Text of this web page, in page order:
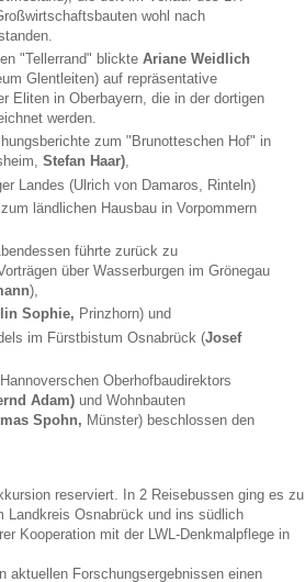
wohl nach
"Tellerrand" blickte Ariane Weidlich
Glentleiten) auf repräsentative
Eliten in Oberbayern, die in der dortigen
werden.
zum "Brunotteschen Hof" in
Stefan Haar),
Landes (Ulrich von Damaros, Rinteln)
ländlichen Hausbau in Vorpommern
führte zurück zu
über Wasserburgen im Grönegau
),
Sophie, Prinzhorn) und
im Fürstbistum Osnabrück (Josef
Oberhofbaudirektors
Adam) und Wohnbauten
Spohn, Münster) beschlossen den
reserviert. In 2 Reisebussen ging es zu
Landkreis Osnabrück und ins südlich
Kooperation mit der LWL-Denkmalpflege in
aktuellen Forschungsergebnissen einen